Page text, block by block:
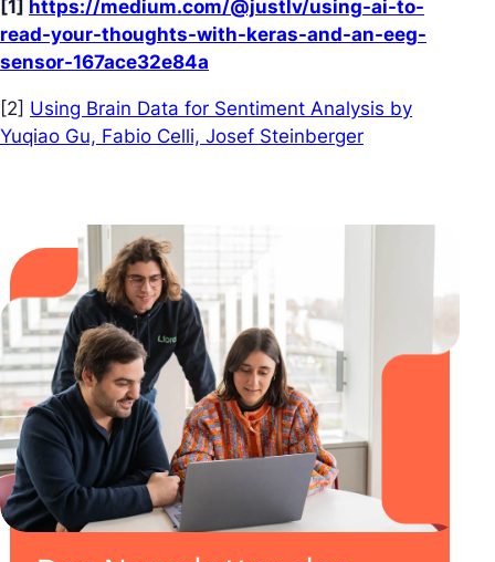
[1] https://medium.com/@justlv/using-ai-to-
read-your-thoughts-with-keras-and-an-eeg-
sensor-167ace32e84a
[2] Using Brain Data for Sentiment Analysis by
Yuqiao Gu, Fabio Celli, Josef Steinberger